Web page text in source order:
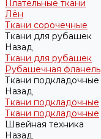
Плательные ткани
Лён
Ткани сорочечные
Ткани для рубашек
Назад
Ткани для рубашек
Рубашечная фланель
Ткани подкладочные
Назад
Ткани подкладочные
Ткани подкладочные
Швейная техника
Назад